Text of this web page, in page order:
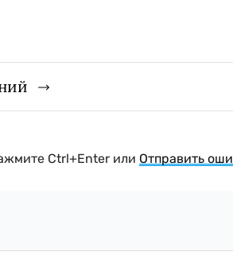
Ctrl+Enter или Отправить